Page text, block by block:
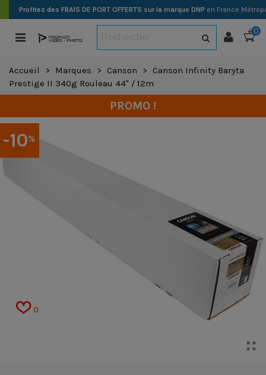
Profitez des FRAIS DE PORT OFFERTS sur la marque DNP en France
0
Accueil > Marques > Canson >
Canson Infinity Baryta
Prestige II 340g Rouleau 44" / 12m
-10%
PROMO !
0